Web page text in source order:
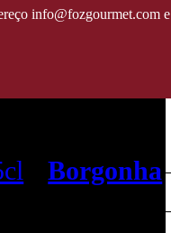
info@fozgourmet.com e
•Borgonha